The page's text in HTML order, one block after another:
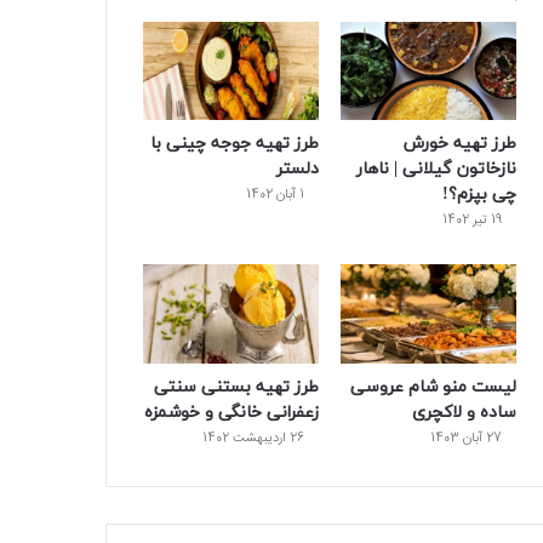
ک
ر
ی
س
ت
ب
س
طرز تهیه خورش
نازخاتون گیلانی | ناهار
چی بپزم؟!
19 تیر 1402
طرز تهیه جوجه چینی با
دلستر
1 آبان 1402
لیست منو شام عروسی
ساده و لاکچری
27 آبان 1403
طرز تهیه بستنی سنتی
زعفرانی خانگی و خوشمزه
26 اردیبهشت 1402